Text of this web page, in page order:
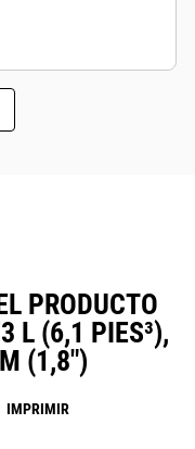
PRODUCTO
L (6,1 PIES³),
(1,8")
IMPRIMIR